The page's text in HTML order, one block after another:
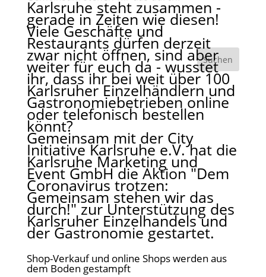
Karlsruhe steht zusammen -
gerade in Zeiten wie diesen!
Viele Geschäfte und
Restaurants dürfen derzeit
zwar nicht öffnen, sind aber
weiter für euch da - wusstet
ihr, dass ihr bei weit über 100
Karlsruher Einzelhändlern und
Gastronomiebetrieben online
oder telefonisch bestellen
könnt?
Gemeinsam mit der City
Initiative Karlsruhe e.V. hat die
Karlsruhe Marketing und
Event GmbH die Aktion "Dem
Coronavirus trotzen:
Gemeinsam stehen wir das
durch!" zur Unterstützung des
Karlsruher Einzelhandels und
der Gastronomie gestartet.
Shop-Verkauf und online Shops werden aus
dem Boden gestampft